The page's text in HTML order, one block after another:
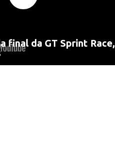
final da GT Sprint Race,